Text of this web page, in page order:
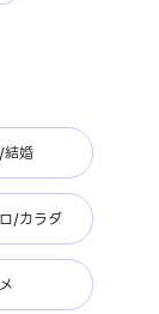
婚
/カラダ